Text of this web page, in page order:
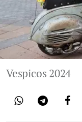
Vespicos 2024